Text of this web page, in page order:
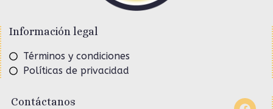
Información legal
Términos y condiciones
Políticas de privacidad
Contáctanos